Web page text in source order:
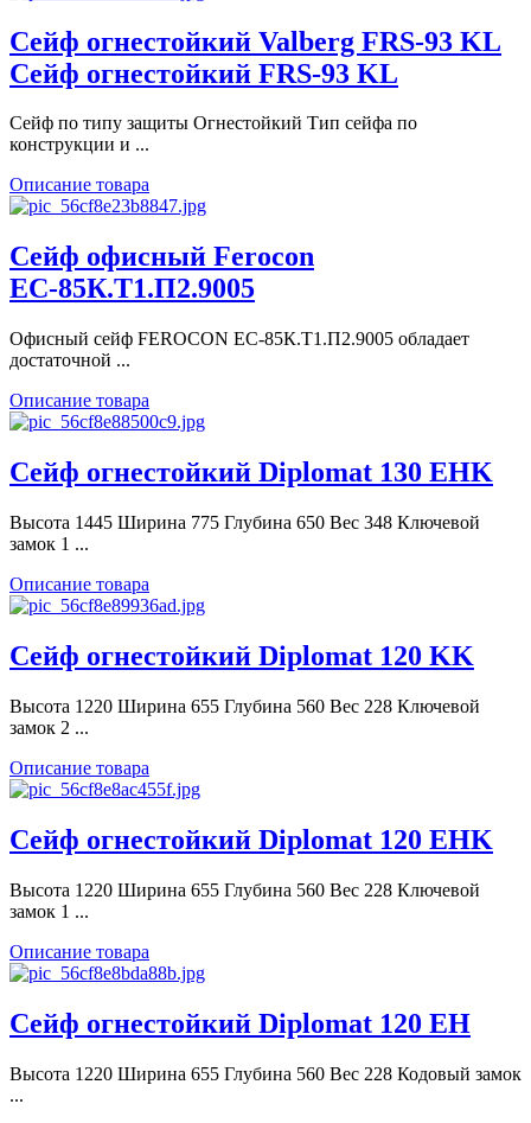
Сейф огнестойкий Valberg FRS-93 KL
Сейф огнестойкий FRS-93 KL
Сейф по типу защиты Огнестойкий Тип сейфа по
конструкции и ...
Описание товара
Сейф офисный Ferocon
ЕС-85К.Т1.П2.9005
Офисный сейф FEROCON ЕС-85К.Т1.П2.9005 обладает
достаточной ...
Описание товара
Сейф огнестойкий Diplomat 130 EHK
Высота 1445 Ширина 775 Глубина 650 Вес 348 Ключевой
замок 1 ...
Описание товара
Сейф огнестойкий Diplomat 120 KK
Высота 1220 Ширина 655 Глубина 560 Вес 228 Ключевой
замок 2 ...
Описание товара
Сейф огнестойкий Diplomat 120 EHK
Высота 1220 Ширина 655 Глубина 560 Вес 228 Ключевой
замок 1 ...
Описание товара
Сейф огнестойкий Diplomat 120 EH
Высота 1220 Ширина 655 Глубина 560 Вес 228 Кодовый замок
...